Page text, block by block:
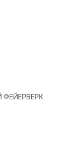
ФЕЙЕРВЕРК